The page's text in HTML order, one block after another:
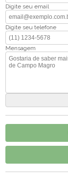
Digite seu email
Digite seu telefone
Mensagem